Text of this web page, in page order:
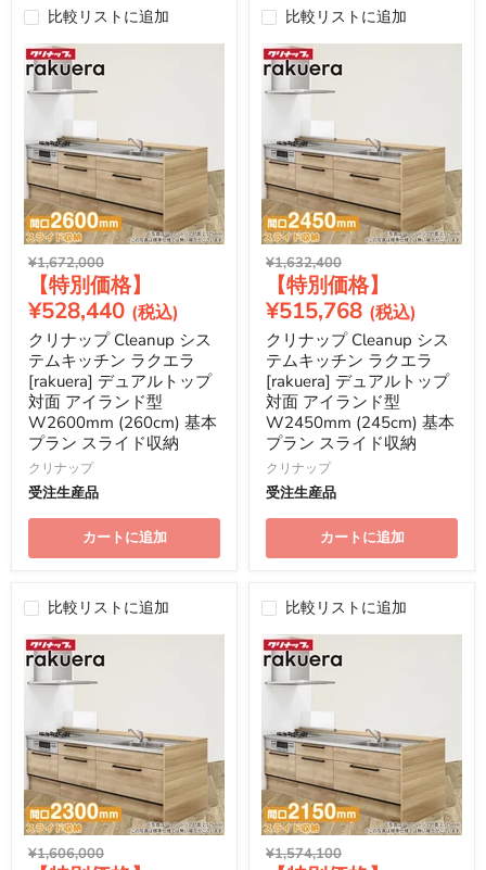
比較リストに追加
元
価
格
¥1,672,000
在
の
価
格
¥528,440
クリナップ Cleanup シス
テムキッチン ラクエラ
[rakuera] デュアルトップ
対面 アイランド型
W2600mm (260cm) 基本
プラン スライド収納
クリナップ
受注生産品
カートに追加
比較リストに追加
元
価
格
¥1,632,400
在
の
価
格
¥515,768
クリナップ Cleanup シス
テムキッチン ラクエラ
[rakuera] デュアルトップ
対面 アイランド型
W2450mm (245cm) 基本
プラン スライド収納
クリナップ
受注生産品
カートに追加
比較リストに追加
元
¥1,606,000
比較リストに追加
元
¥1,574,100